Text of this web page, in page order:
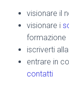
visionare il
visionare i
formazione
iscriverti
entrare in
contatti